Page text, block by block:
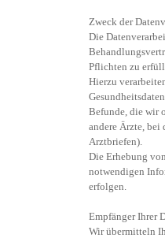
Zweck der
Die
Pflichten zu
Hierzu
Befunde, die wir
andere Ärzte,
Arztbriefen).
Die Erhebung
notwendigen
erfolgen.
Empfänger Ihrer
Wir übermitteln